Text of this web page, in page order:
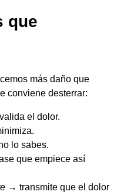
que
más daño que
conviene desterrar:
el dolor.
lo sabes.
que empiece así
→ transmite que el dolor